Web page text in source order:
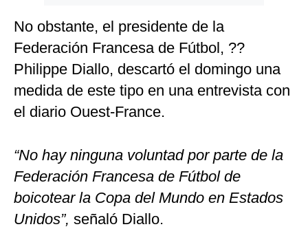
No obstante, el presidente de la
Federación Francesa de Fútbol, ??
Philippe Diallo, descartó el domingo una
medida de este tipo en una entrevista con
el diario Ouest-France.
“No hay ninguna voluntad por parte de la
Federación Francesa de Fútbol de
boicotear la Copa del Mundo en Estados
Unidos”, señaló Diallo.